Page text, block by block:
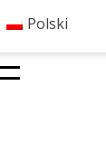
Polski